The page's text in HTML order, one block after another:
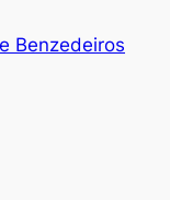
Benzedeiros